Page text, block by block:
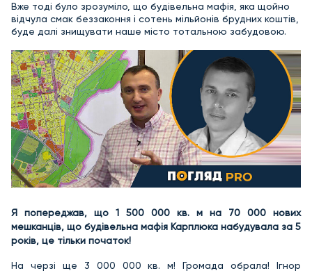
Вже тоді було зрозуміло, що будівельна мафія, яка щойно
відчула смак беззаконня і сотень мільйонів брудних коштів,
буде далі знищувати наше місто тотальною забудовою.
Я попереджав, що 1 500 000 кв. м на 70 000 нових
мешканців, що будівельна мафія Карплюка набудувала за 5
років, це тільки початок!
На черзі ще 3 000 000 кв. м! Громада обрала! Ігнор